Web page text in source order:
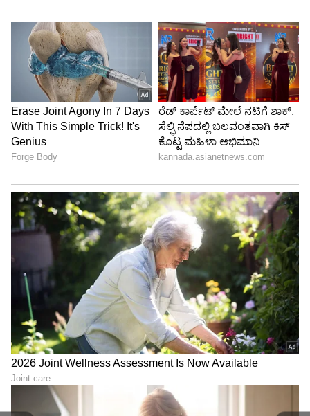
ಚನ್ನಪಟ್ಟಣ: ಕೋವಿಡ್ ವಿಚಾರದಲ್ಲಿ ಮಾಜಿ ಮುಖ್ಯಮಂತ್ರಿ
ಯಡಿಯೂರಪ್ಪ ಹಾಗೂ ಮಾಜಿ ಸಚಿವ ಶ್ರೀರಾಮುಲು ವಿರುದ್ಧ
ಪ್ರಾಸಿಕ್ಯೂಷನ್ ಗೆ ಶಿಫಾರಸು ಮಾಡಿರುವುದು ರಾಜಕೀಯ
‌ದುರುದ್ದೇಶ ಎಂದು ಕೇಂದ್ರ ಸಚಿವ ಕುಮಾರಸ್ವಾಮಿ
ಕಿಡಿಕಾರಿದ್ದಾರೆ. ಸುದ್ದಿಗಾರರೊಂದಿಗೆ ಮಾತನಾಡಿದ ಅವರು,
ತಮ್ಮ ಅಧೀನ ಸಂಸ್ಥೆಗಳನ್ನು, ಅಧಿಕಾರಿಗಳನ್ನು ದುರುಪಯೋಗ
ಮಾಡಿಕೊಂಡು ಪ್ರತಿಪಕ್ಷ ನಾಯಕರನ್ನು ಹತ್ತಿಕ್ಕುವ ಪ್ರಯತ್ನ
ನಡೆಯುತ್ತಿದೆ. ಇಂತಹ ಸಂದರ್ಭದಲ್ಲಿ ರಾಜ್ಯ ಸರ್ಕಾರ ಸೇಡಿನ
ರಾಜಕೀಯ ಮಾಡುತ್ತಿದೆ. ಇಂಥ ಕೆಟ್ಟ ರಾಜಕೀಯಕ್ಕೆ ಜನರೇ
ಪಾಠ ಕಲಿಸುತ್ತಾರೆ ಎಂದು ಕುಮಾರಸ್ವಾಮಿ ಹೇಳಿದರು.